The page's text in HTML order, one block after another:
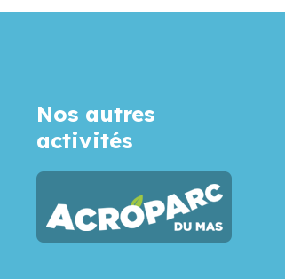
Nos autres
activités